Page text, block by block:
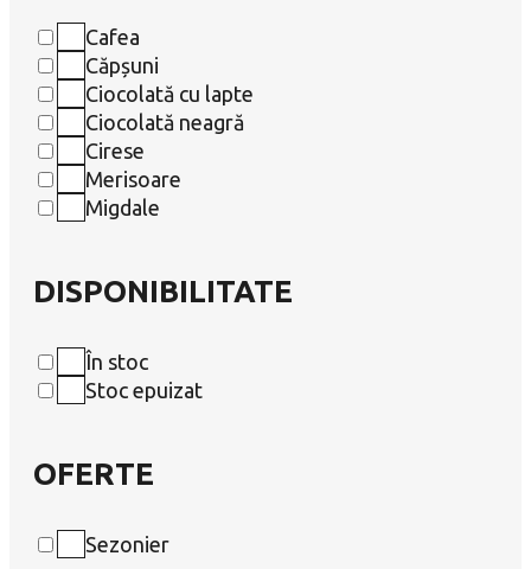
Cafea
Căpșuni
Ciocolată cu lapte
Ciocolată neagră
Cirese
Merisoare
Migdale
DISPONIBILITATE
În stoc
Stoc epuizat
OFERTE
Sezonier